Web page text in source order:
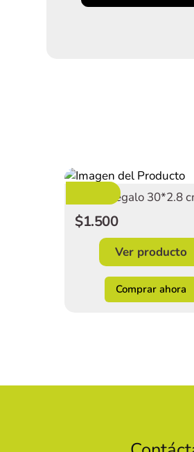
Moño Regalo 30*2.8
$1.500
Ver producto
Comprar ahora